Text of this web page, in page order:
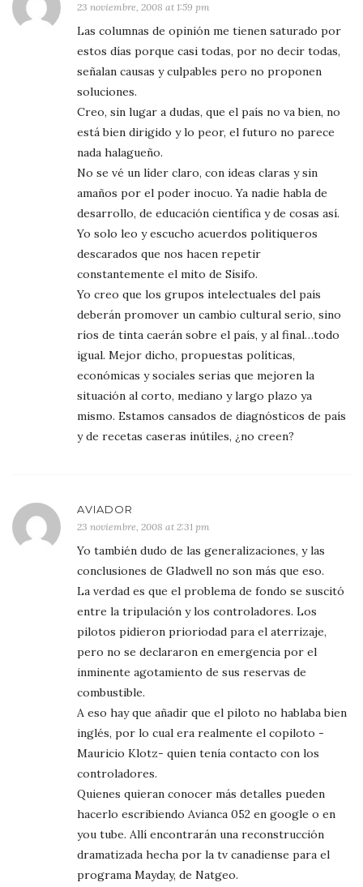
23 noviembre, 2008 at 1:59 pm
Las columnas de opinión me tienen saturado por
estos días porque casi todas, por no decir todas,
señalan causas y culpables pero no proponen
soluciones.
Creo, sin lugar a dudas, que el país no va bien, no
está bien dirigido y lo peor, el futuro no parece
nada halagueño.
No se vé un líder claro, con ideas claras y sin
amaños por el poder inocuo. Ya nadie habla de
desarrollo, de educación científica y de cosas así.
Yo solo leo y escucho acuerdos politiqueros
descarados que nos hacen repetir
constantemente el mito de Sísifo.
Yo creo que los grupos intelectuales del país
deberán promover un cambio cultural serio, sino
ríos de tinta caerán sobre el país, y al final…todo
igual. Mejor dicho, propuestas políticas,
económicas y sociales serias que mejoren la
situación al corto, mediano y largo plazo ya
mismo. Estamos cansados de diagnósticos de país
y de recetas caseras inútiles, ¿no creen?
AVIADOR
23 noviembre, 2008 at 2:31 pm
Yo también dudo de las generalizaciones, y las
conclusiones de Gladwell no son más que eso.
La verdad es que el problema de fondo se suscitó
entre la tripulación y los controladores. Los
pilotos pidieron prioriodad para el aterrizaje,
pero no se declararon en emergencia por el
inminente agotamiento de sus reservas de
combustible.
A eso hay que añadir que el piloto no hablaba bien
inglés, por lo cual era realmente el copiloto -
Mauricio Klotz- quien tenía contacto con los
controladores.
Quienes quieran conocer más detalles pueden
hacerlo escribiendo Avianca 052 en google o en
you tube. Allí encontrarán una reconstrucción
dramatizada hecha por la tv canadiense para el
programa Mayday, de Natgeo.